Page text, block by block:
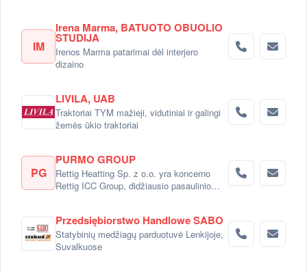
IM
Irena Marma, BATUOTO OBUOLIO
STUDIJA
Irenos Marma patarimai dėl interjero
dizaino
LIVILA, UAB
Traktoriai TYM mažieji, vidutiniai ir galingi
žemės ūkio traktoriai
PG
PURMO GROUP
Rettig Heatting Sp. z o.o. yra koncerno
Rettig ICC Group, didžiausio pasaulinio
Przedsiębiorstwo Handlowe SABO
Statybinių medžiagų parduotuvė Lenkijoje,
Suvalkuose